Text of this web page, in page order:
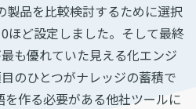
製品を比較検討するために選択
ほど設定しました。そして最終
も優れていた見える化エンジ
のひとつがナレッジの蓄積で
作る必要がある他社ツールに